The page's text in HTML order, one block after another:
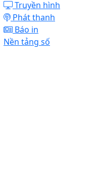
Truyền hình
Phát thanh
Báo in
Nền tảng số